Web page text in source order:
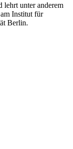
lehrt unter anderem
Institut für
Berlin.